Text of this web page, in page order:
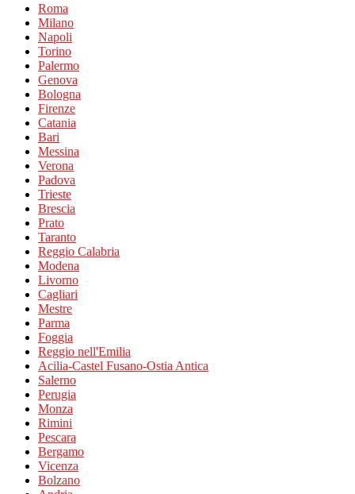
Roma
Milano
Napoli
Torino
Palermo
Genova
Bologna
Firenze
Catania
Bari
Messina
Verona
Padova
Trieste
Brescia
Prato
Taranto
Reggio Calabria
Modena
Livorno
Cagliari
Mestre
Parma
Foggia
Reggio nell'Emilia
Acilia-Castel Fusano-Ostia Antica
Salerno
Perugia
Monza
Rimini
Pescara
Bergamo
Vicenza
Bolzano